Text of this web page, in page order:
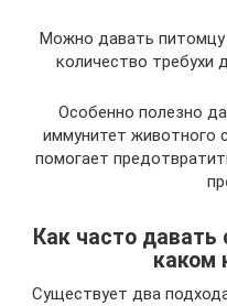
Можно давать питомцу
количество
Особенно полезно
иммунитет животного
помогает
Как часто давать
каком
Существует два